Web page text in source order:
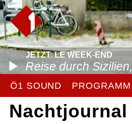
JETZT: LE WEEK-END
Reise durch
Ö1 SOUND PROGRAMM
Nachtjournal